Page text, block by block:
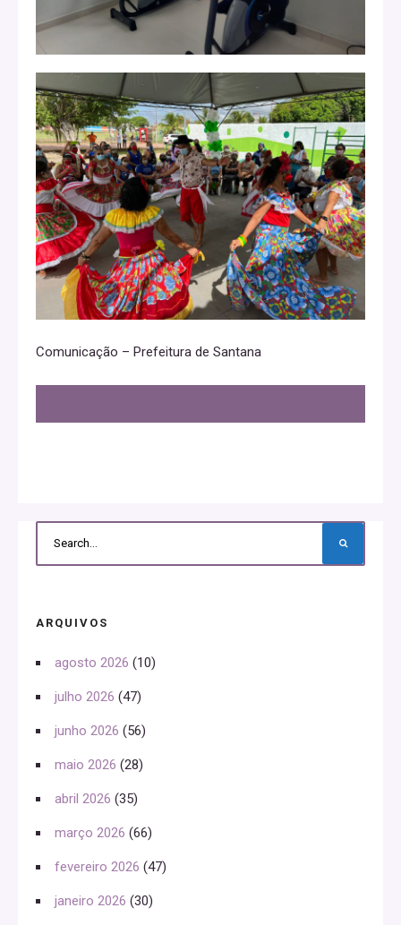
Comunicação – Prefeitura de Santana
ARQUIVOS
agosto 2026 (10)
julho 2026 (47)
junho 2026 (56)
maio 2026 (28)
abril 2026 (35)
março 2026 (66)
fevereiro 2026 (47)
janeiro 2026 (30)